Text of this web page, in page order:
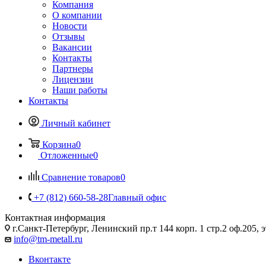
Компания
О компании
Новости
Отзывы
Вакансии
Контакты
Партнеры
Лицензии
Наши работы
Контакты
Личный кабинет
Корзина0
Отложенные0
Сравнение товаров0
+7 (812) 660-58-28Главный офис
Контактная информация
г.Санкт-Петербург, Ленинский пр.т 144 корп. 1 стр.2 оф.205,
info@tm-metall.ru
Вконтакте